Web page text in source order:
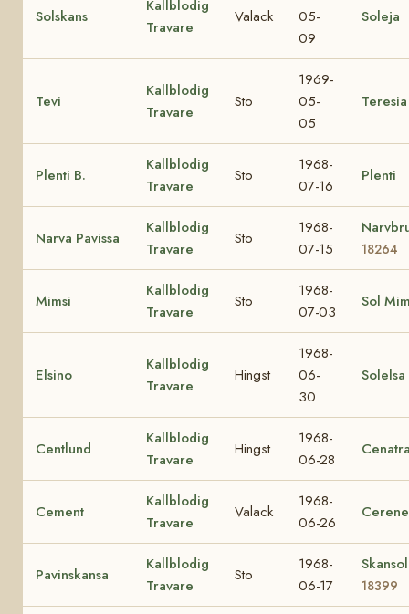
Solskans
Kallblodig
Travare
Valack
05-
09
Soleja
Tevi
Kallblodig
Travare
Sto
1969-
05-
05
Teresia
Plenti B.
Kallblodig
Travare
Sto
1968-
07-16
Plenti
Narva Pavissa
Kallblodig
Travare
Sto
1968-
07-15
18264
Mimsi
Kallblodig
Travare
Sto
1968-
07-03
Sol
Elsino
Kallblodig
Travare
Hingst
1968-
06-
30
Solelsa
Centlund
Kallblodig
Travare
Hingst
1968-
06-28
Cement
Kallblodig
Travare
Valack
1968-
06-26
Cerene
Pavinskansa
Kallblodig
Travare
Sto
1968-
06-17
18399